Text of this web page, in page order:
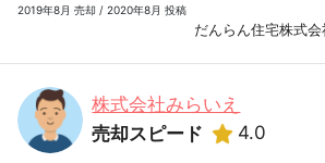
2019年8月 売却 / 2020年8月 投稿
だんらん住宅株式
株式会社みらいえ
売却スピード
4.0